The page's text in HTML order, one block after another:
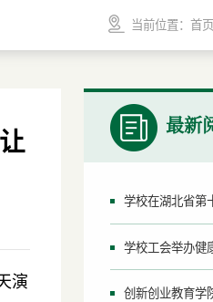
当前位置： 首页
演
最新
学校工会举办健